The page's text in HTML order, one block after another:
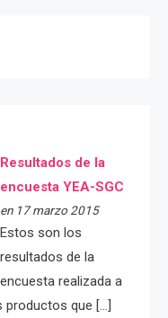
Resultados de la
encuesta YEA-SGC
en 17 marzo 2015
Estos son los
resultados de la
encuesta realizada a
productos que […]